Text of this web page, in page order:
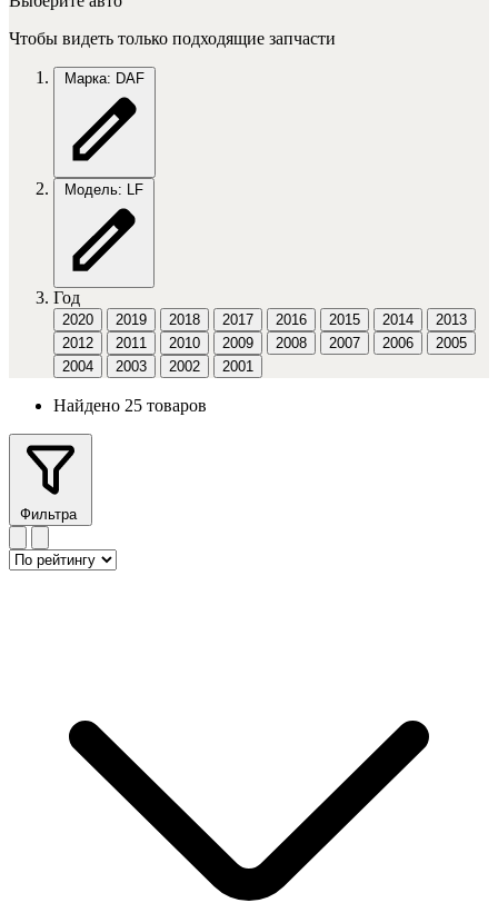
Чтобы видеть только подходящие запчасти
Марка: DAF
Модель: LF
Год
2020 2019 2018 2017 2016 2015 2014
2013
2012
2011 2010 2009 2008 2007 2006
2005
2004
2003 2002 2001
Найдено 25 товаров
Фильтра